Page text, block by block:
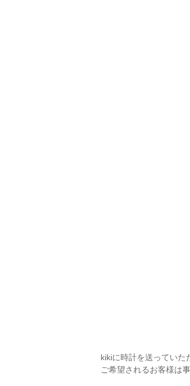
kikiに時計を送っていた
ご希望されるお客様は